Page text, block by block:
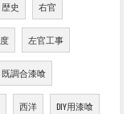
歴史 右官
左官工事
既調合漆喰
西洋 DIY用漆喰